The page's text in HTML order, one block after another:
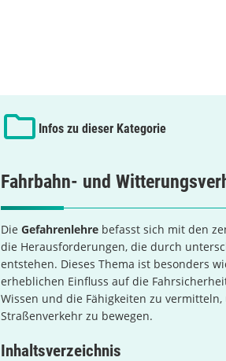
Infos zu dieser Kategorie
Fahrbahn- und
Die Gefahrenlehre befasst sich mit den
die Herausforderungen, die durch
entstehen. Dieses Thema ist besonders
erheblichen Einfluss auf die
Wissen und die Fähigkeiten zu
Straßenverkehr zu bewegen.
Inhaltsverzeichnis